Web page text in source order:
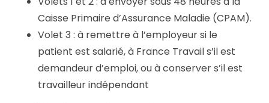
Caisse Primaire d’Assurance Maladie (CPAM).
Volet 3 : à remettre à l’employeur si le
patient est salarié, à France Travail s’il est
demandeur d’emploi, ou à conserver s’il est
travailleur indépendant